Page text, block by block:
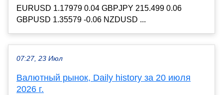
EURUSD 1.17979 0.04 GBPJPY 215.499 0.06
GBPUSD 1.35579 -0.06 NZDUSD ...
07:27, 23 Июл
Валютный рынок, Daily history за 20 июля
2026 г.